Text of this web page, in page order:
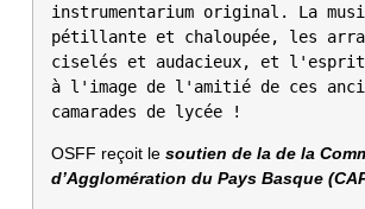
instrumentarium original. La
pétillante et chaloupée, les
ciselés et audacieux, et l'esprit
à l'image de l'amitié de ces
camarades de lycée !
OSFF reçoit le soutien de la de la
d’Agglomération du Pays Basque